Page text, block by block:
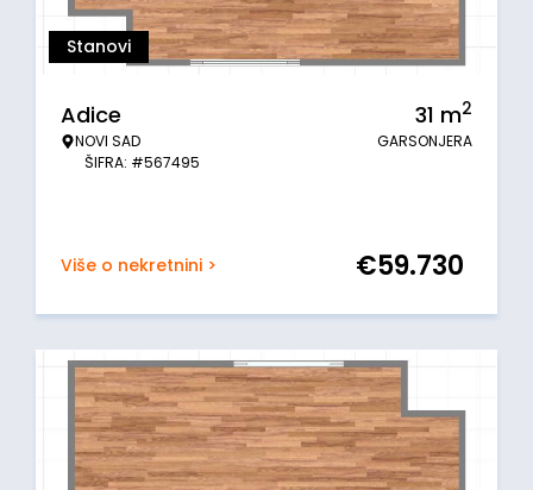
Stanovi
Adice
NOVI SAD
ŠIFRA: #567495
31 m2
GARSONJERA
Više o nekretnini > €59.730